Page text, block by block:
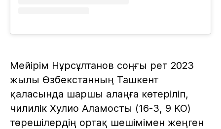
Мейірім Нұрсұлтанов соңғы рет 2023
жылы Өзбекстанның Ташкент
қаласында шаршы алаңға көтеріліп,
чилилік Хулио Аламосты (16-3, 9 KO)
төрешілердің ортақ шешімімен жеңген